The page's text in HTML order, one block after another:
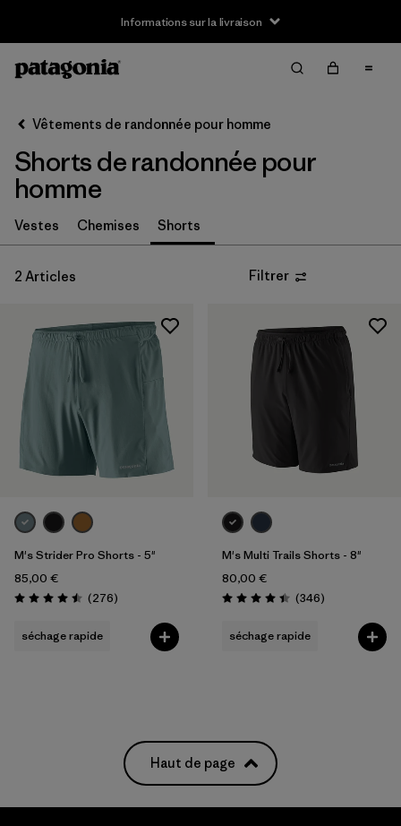
Informations sur la livraison
Filtrer par
Taille
XL (1)
Filtrer par
Genre
Filtrer par
Prix
Filtrer par
Couleur
Filtrer par
Tissu
Vêtements de randonnée pour homme
Shorts de randonnée pour
homme
Vestes Chemises Shorts
2 Articles Filtrer
M's Strider Pro Shorts - 5"
85,00 €
Évaluation: 4.5 / 5
(276Avis
)
séchage rapide
M's Multi Trails Shorts - 8"
80,00 €
Évaluation: 4.4 / 5
(346Avis
)
séchage rapide
Haut de page